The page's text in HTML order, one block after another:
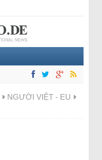
NGƯỜI VIỆT - EU